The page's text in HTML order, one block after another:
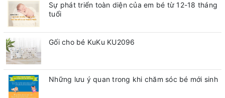
Sự phát triển toàn diện của em bé từ 12-18 tháng
tuổi
Gối cho bé KuKu KU2096
Những lưu ý quan trong khi chăm sóc bé mới sinh